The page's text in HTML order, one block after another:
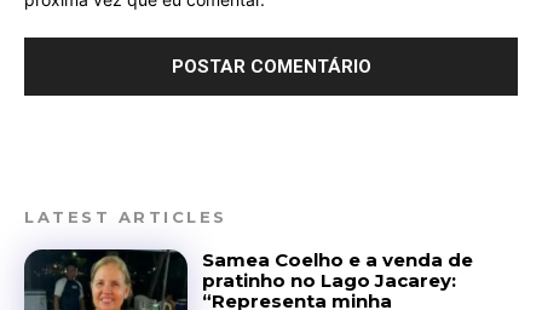
LATEST ARTICLES
Samea Coelho e a venda de
pratinho no Lago Jacarey:
“Representa minha